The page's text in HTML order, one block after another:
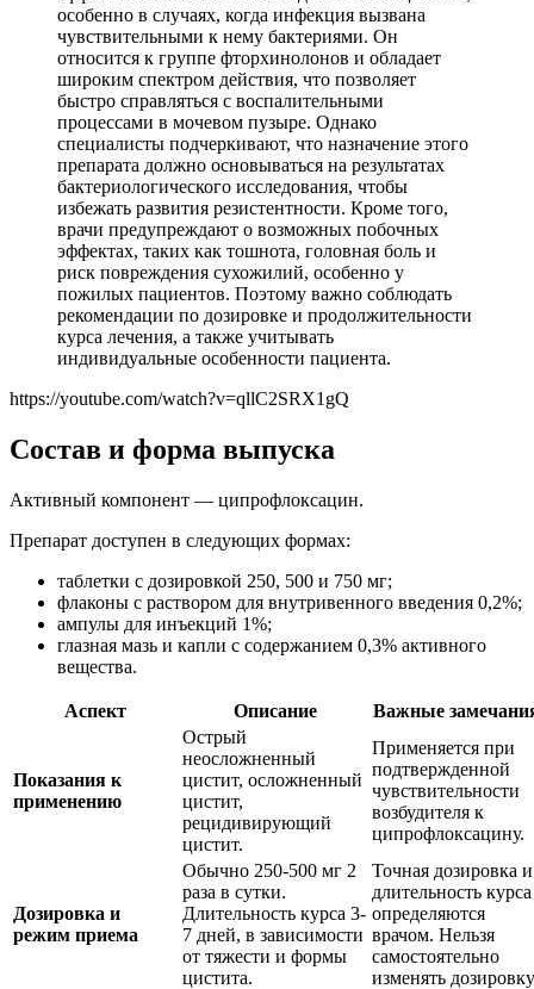
особенно в случаях, когда инфекция вызвана
чувствительными к нему бактериями. Он
относится к группе фторхинолонов и обладает
широким спектром действия, что позволяет
быстро справляться с воспалительными
процессами в мочевом пузыре. Однако
специалисты подчеркивают, что назначение этого
препарата должно основываться на результатах
бактериологического исследования, чтобы
избежать развития резистентности. Кроме того,
врачи предупреждают о возможных побочных
эффектах, таких как тошнота, головная боль и
риск повреждения сухожилий, особенно у
пожилых пациентов. Поэтому важно соблюдать
рекомендации по дозировке и продолжительности
курса лечения, а также учитывать
индивидуальные особенности пациента.
https://youtube.com/watch?v=qllC2SRX1gQ
Состав и форма выпуска
Активный компонент — ципрофлоксацин.
Препарат доступен в следующих формах:
таблетки с дозировкой 250, 500 и 750 мг;
флаконы с раствором для внутривенного введения 0,2%;
ампулы для инъекций 1%;
глазная мазь и капли с содержанием 0,3% активного
вещества.
Аспект Описание Важные
Показания к
применению
Острый
неосложненный
цистит, осложненный
цистит,
рецидивирующий
цистит.
Применяется при
подтвержденной
чувствительности
возбудителя к
ципрофлоксацину.
Дозировка и
режим приема
Обычно 250-500 мг 2
раза в сутки.
Длительность курса 3-
7 дней, в зависимости
от тяжести и формы
цистита.
Точная дозировка и
длительность курса
определяются
врачом. Нельзя
самостоятельно
изменять